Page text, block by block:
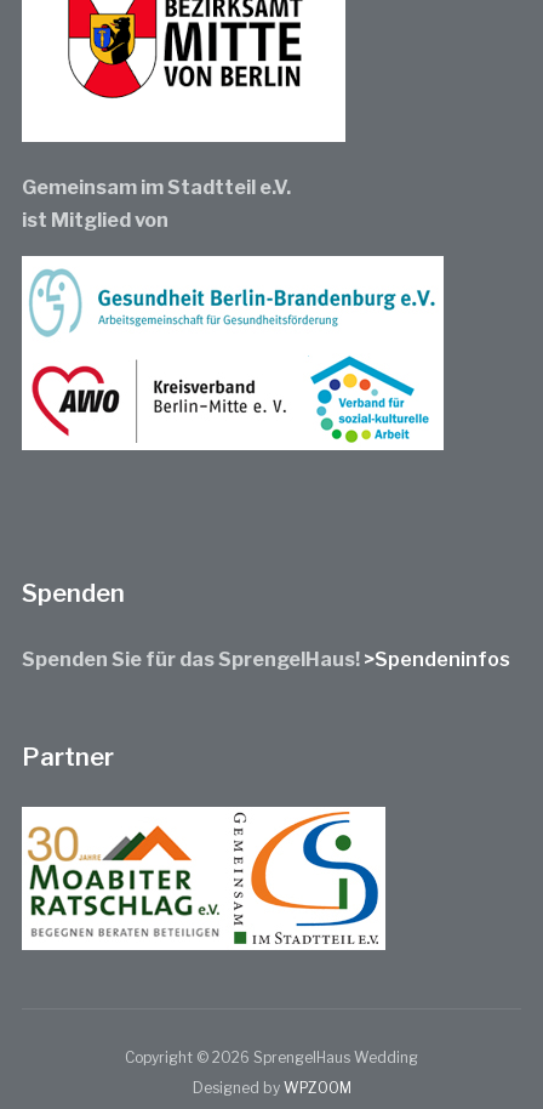
Gemeinsam im Stadtteil e.V.
ist Mitglied von
Spenden
Spenden Sie für das SprengelHaus! >Spendeninfos
Partner
Copyright © 2026 SprengelHaus Wedding
Designed by WPZOOM